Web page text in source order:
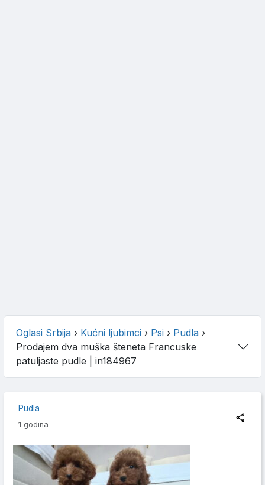
Oglasi Srbija › Kućni ljubimci › Psi › Pudla ›
Prodajem dva muška šteneta Francuske
patuljaste pudle | in184967
Pudla
1 godina